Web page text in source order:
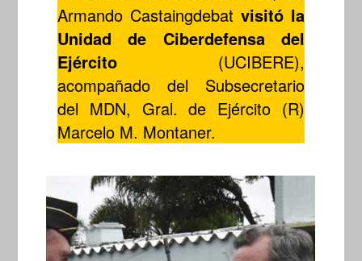
Armando Castaingdebat visitó la
Unidad de Ciberdefensa del
Ejército (UCIBERE),
acompañado del Subsecretario
del MDN, Gral. de Ejército (R)
Marcelo M. Montaner.